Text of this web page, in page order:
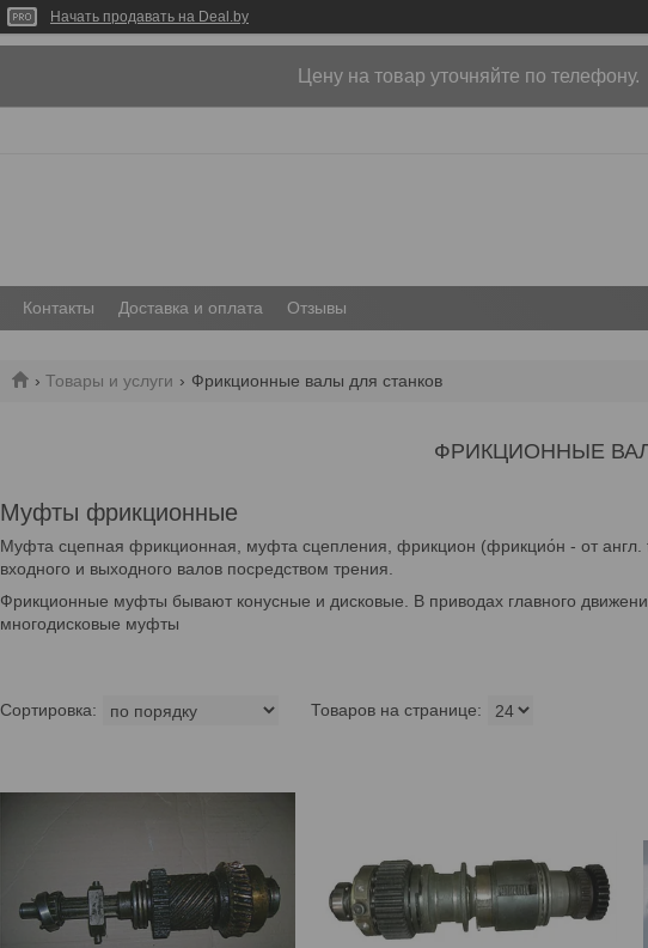
Начать продавать на Deal.by
Цену на товар уточняйте по телефону.
Контакты Доставка и оплата Отзывы
Товары и услуги Фрикционные валы для станков
ФРИКЦИОННЫЕ
Муфты фрикционные
Муфта сцепная фрикционная, муфта сцепления, фрикцион (фрикцио́н - от
входного и выходного валов посредством трения.
Фрикционные муфты бывают конусные и дисковые. В приводах главного
многодисковые муфты